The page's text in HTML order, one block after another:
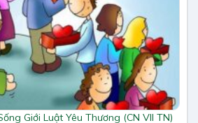
Giới Luật Yêu Thương (CN VII TN)